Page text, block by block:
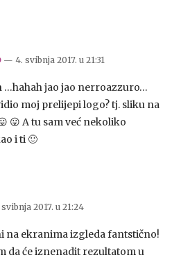
— 4. svibnja 2017. u 21:31
…hahah jao jao nerroazzuro…
moj prelijepi logo? tj. sliku na
😛 A tu sam već nekoliko
i ti 🙂
2017. u 21:24
na ekranima izgleda fantstično!
da će iznenadit rezultatom u